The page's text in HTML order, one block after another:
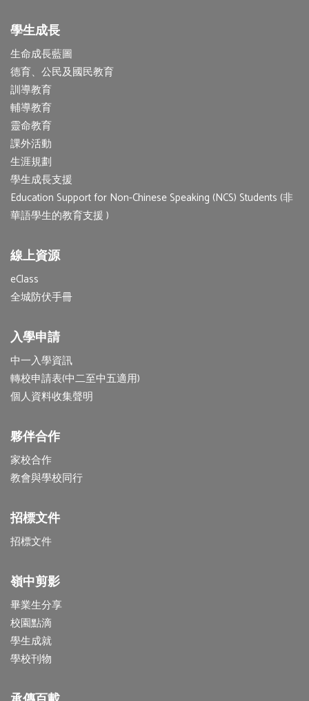
學生成長
生命成長藍圖
德育、公民及國民教育
訓導教育
輔導教育
靈命教育
課外活動
生涯規劃
學生成長支援
Education Support for Non-Chinese Speaking (NCS) Students (非
華語學生的教育支援 )
線上資源
eClass
全城防伏手冊
入學申請
中一入學資訊
轉校申請表(中二至中五適用)
個人資料收集聲明
夥伴合作
家校合作
教會與學校同行
招標文件
招標文件
嶺中剪影
畢業生分享
校園點滴
學生成就
學校刊物